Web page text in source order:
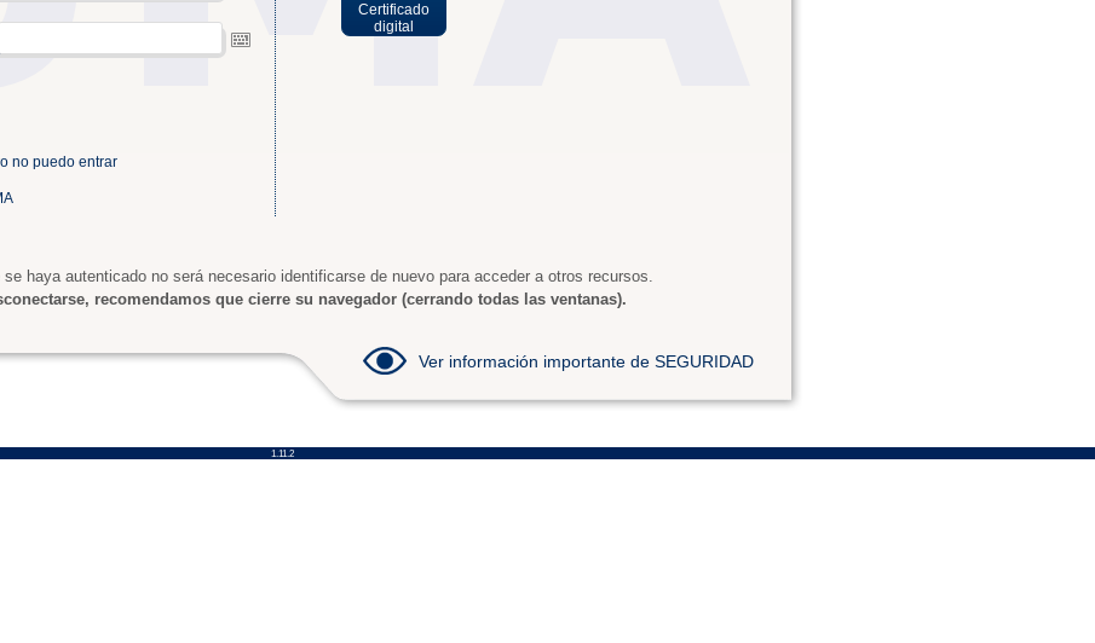
no puedo entrar
Certificado
digital
se haya autenticado no será necesario identificarse de nuevo para acceder a otros recursos.
recomendamos que cierre su navegador (cerrando todas las ventanas).
Ver información importante de SEGURIDAD
1.11.2